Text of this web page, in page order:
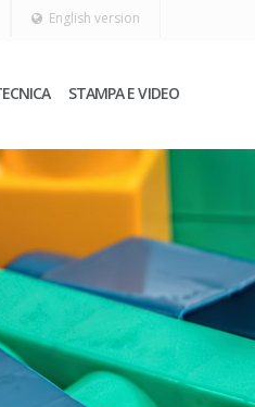
English version
STAMPA E VIDEO